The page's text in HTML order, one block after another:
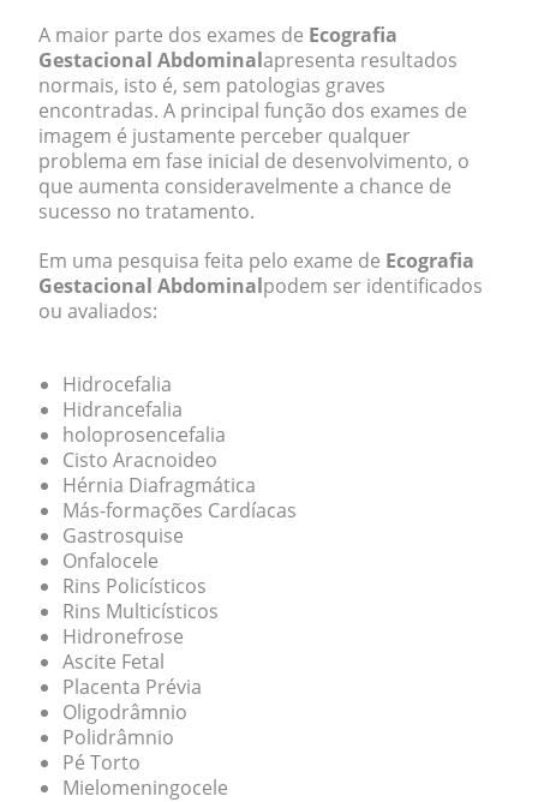
A maior parte dos exames de Ecografia
Gestacional Abdominalapresenta resultados
normais, isto é, sem patologias graves
encontradas. A principal função dos exames de
imagem é justamente perceber qualquer
problema em fase inicial de desenvolvimento, o
que aumenta consideravelmente a chance de
sucesso no tratamento.
Em uma pesquisa feita pelo exame de Ecografia
Gestacional Abdominalpodem ser identificados
ou avaliados:
Hidrocefalia
Hidrancefalia
holoprosencefalia
Cisto Aracnoideo
Hérnia Diafragmática
Más-formações Cardíacas
Gastrosquise
Onfalocele
Rins Policísticos
Rins Multicísticos
Hidronefrose
Ascite Fetal
Placenta Prévia
Oligodrâmnio
Polidrâmnio
Pé Torto
Mielomeningocele